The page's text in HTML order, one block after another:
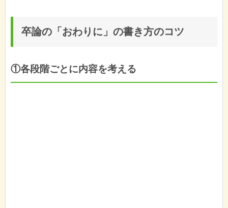
卒論の「おわりに」の書き方のコツ
①各段階ごとに内容を考える